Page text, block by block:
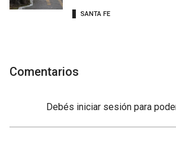
SANTA FE
Comentarios
Debés iniciar sesión para